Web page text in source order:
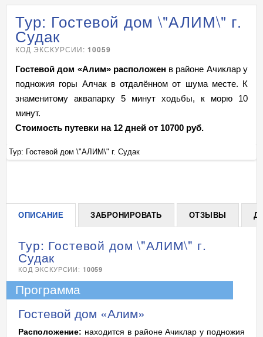
Тур: Гостевой дом \"АЛИМ\" г.
Судак
КОД ЭКСКУРСИИ: 10059
Гостевой дом «Алим» расположен в районе Ачиклар у
подножия горы Алчак в отдалённом от шума месте. К
знаменитому аквапарку 5 минут ходьбы, к морю 10
минут.
Стоимость путевки на 12 дней от 10700 руб.
Тур: Гостевой дом \"АЛИМ\" г. Судак
ОПИСАНИЕ ЗАБРОНИРОВАТЬ ОТЗЫВЫ
Тур: Гостевой дом \"АЛИМ\" г.
Судак
КОД ЭКСКУРСИИ: 10059
Программа
Гостевой дом «Алим»
Расположение: находится в районе Ачиклар у подножия